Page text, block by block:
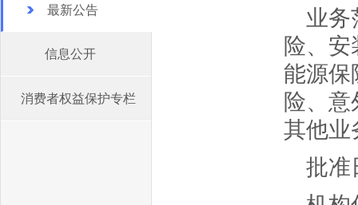
最新公告
信息公开
消费者权益保护专栏
业务
险、
能源保
险、
其他业
批准